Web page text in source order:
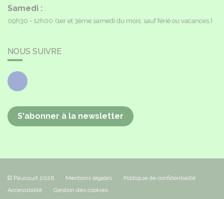
Samedi :
09h30 - 12h00 (1er et 3ème samedi du mois, sauf férié ou vacances.)
NOUS SUIVRE
Facebook
S'abonner à la newsletter
© Paucourt 2026 Mentions légales
Politique de confidentialité
Accessibilité
Gestion des cookies